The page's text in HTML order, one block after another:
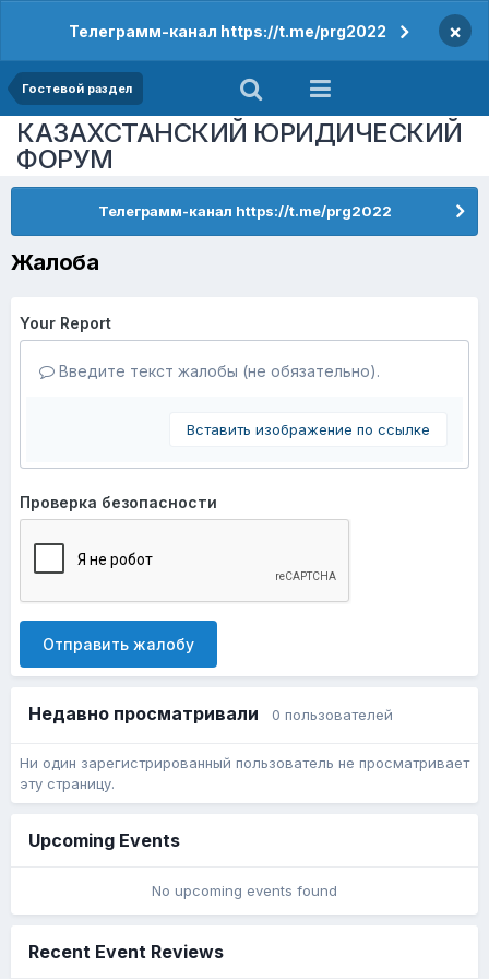
Телеграмм-канал https://t.me/prg2022 ×
Гостевой раздел
КАЗАХСТАНСКИЙ ЮРИДИЧЕСКИЙ
ФОРУМ
Телеграмм-канал https://t.me/prg2022
Жалоба
Your Report
Введите текст жалобы (не обязательно).
Вставить изображение по ссылке
Проверка безопасности
Отправить жалобу
Недавно просматривали 0 пользователей
Ни один зарегистрированный пользователь не просматривает
эту страницу.
Upcoming Events
No upcoming events found
Recent Event Reviews